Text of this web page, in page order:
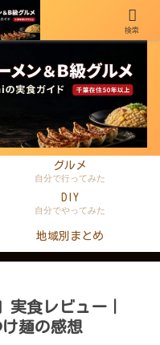
華・B級グルメを本音レビュー
グルメ
自分で行ってみた
DIY
自分でやってみた
地域別まとめ
実食レビュー｜
麺の感想
検索